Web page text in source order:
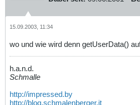
15.09.2003, 11:34
wo und wie wird denn getUserData()
h.a.n.d.
Schmalle
http://impressed.by
http://blog.schmalenberger.it